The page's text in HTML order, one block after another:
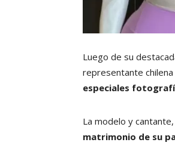
Luego de su
representante
especiales
La modelo y
matrimonio de su